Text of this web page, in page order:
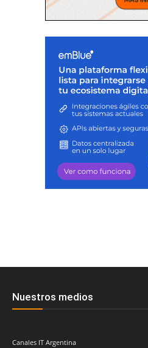
Nuestros medios
Canales IT Argentina